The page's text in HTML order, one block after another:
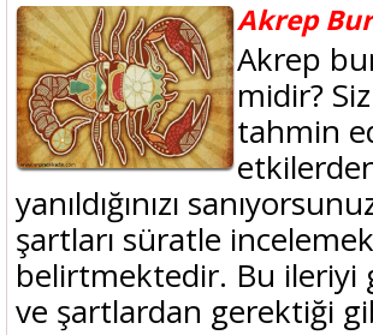
Akrep
Akrep
midir?
tahmin
yanıldığınızı
şartları süratle
belirtmektedir. Bu ileriyi
ve şartlardan gerektiği